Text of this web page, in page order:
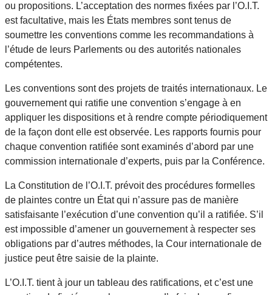
ou propositions. L’acceptation des normes fixées par l’O.I.T.
est facultative, mais les États membres sont tenus de
soumettre les conventions comme les recommandations à
l’étude de leurs Parlements ou des autorités nationales
compétentes.
Les conventions sont des projets de traités internationaux. Le
gouvernement qui ratifie une convention s’engage à en
appliquer les dispositions et à rendre compte périodiquement
de la façon dont elle est observée. Les rapports fournis pour
chaque convention ratifiée sont examinés d’abord par une
commission internationale d’experts, puis par la Conférence.
La Constitution de l’O.I.T. prévoit des procédures formelles
de plaintes contre un État qui n’assure pas de manière
satisfaisante l’exécution d’une convention qu’il a ratifiée. S’il
est impossible d’amener un gouvernement à respecter ses
obligations par d’autres méthodes, la Cour internationale de
justice peut être saisie de la plainte.
L’O.I.T. tient à jour un tableau des ratifications, et c’est une